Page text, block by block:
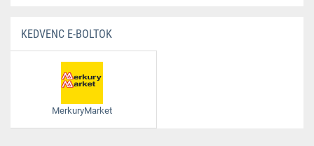
KEDVENC E-BOLTOK
MerkuryMarket